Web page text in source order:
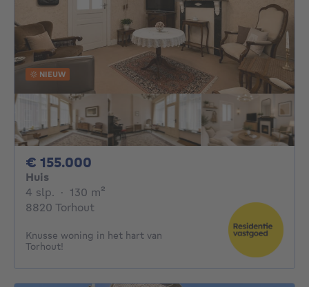
NIEUW
€ 155.000
Huis
4 slp. 4 slaapkamers
· 130 m²
8820 Torhout
Knusse woning in het hart van
Torhout!